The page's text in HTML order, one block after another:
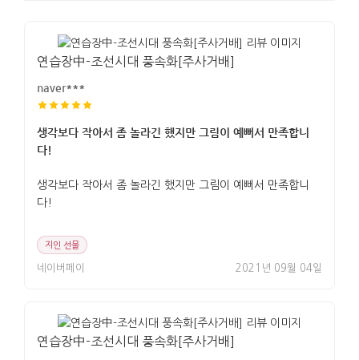
연습장中-조선시대 풍속화[주사거배]
naver***
생각보다 작아서 좀 놀라긴 했지만 그림이 예뻐서 만족합니
다!
생각보다 작아서 좀 놀라긴 했지만 그림이 예뻐서 만족합니
다!
지인 선물
네이버페이 2021년 09월 04일
연습장中-조선시대 풍속화[주사거배]